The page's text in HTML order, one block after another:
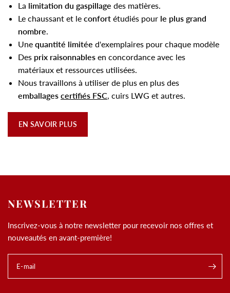
La limitation du gaspillage des matières.
Le chaussant et le confort étudiés pour le plus grand
nombre.
Une quantité limitée d'exemplaires pour chaque modèle
Des prix raisonnables en concordance avec les
matériaux et ressources utilisées.
Nous travaillons à utiliser de plus en plus des
emballages certifiés FSC, cuirs LWG et autres.
EN SAVOIR PLUS
NEWSLETTER
Inscrivez-vous à notre newsletter pour recevoir nos offres et
nouveautés en avant-première!
E-mail